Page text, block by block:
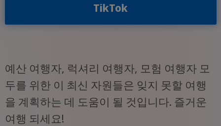
TikTok
예산 여행자, 럭셔리 여행자, 모험 여행자 모
두를 위한 이 최신 자원들은 잊지 못할 여행
을 계획하는 데 도움이 될 것입니다. 즐거운
여행 되세요!